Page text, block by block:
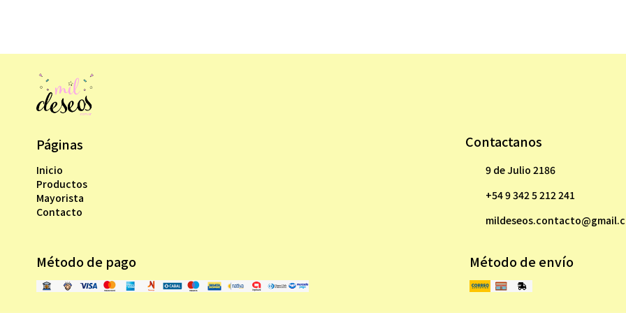
Páginas
Inicio
Productos
Mayorista
Contacto
Contactanos
9 de Julio 2186
+54 9 342 5 212 241
Método de pago Método de envío